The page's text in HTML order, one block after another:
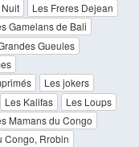
Les Freres Dejean
Gamelans de Bali
Gueules
Les jokers
Les Kalifas
Les Loups
Mamans du Congo
Congo, Rrobin